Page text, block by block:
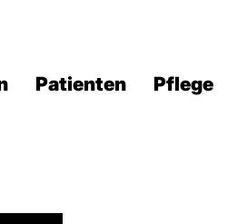
Patienten Pflege